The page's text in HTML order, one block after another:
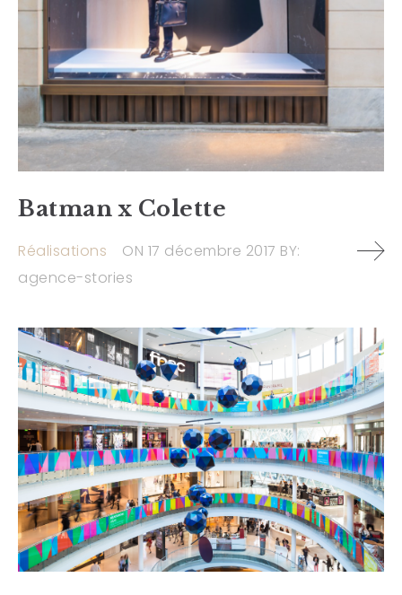
Batman x Colette
Réalisations ON 17 décembre 2017 BY:
agence-stories